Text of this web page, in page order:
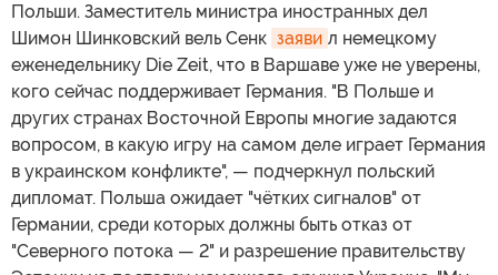
Польши. Заместитель министра иностранных дел
Шимон Шинковский вель Сенк заяви л немецкому
еженедельнику Die Zeit, что в Варшаве уже не уверены,
кого сейчас поддерживает Германия. "В Польше и
других странах Восточной Европы многие задаются
вопросом, в какую игру на самом деле играет Германия
в украинском конфликте", — подчеркнул польский
дипломат. Польша ожидает "чётких сигналов" от
Германии, среди которых должны быть отказ от
"Северного потока — 2" и разрешение правительству